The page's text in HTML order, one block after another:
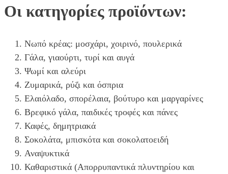
Οι κατηγορίες προϊόντων:
Νωπό κρέας: μοσχάρι, χοιρινό, πουλερικά
Γάλα, γιαούρτι, τυρί και αυγά
Ψωμί και αλεύρι
Ζυμαρικά, ρύζι και όσπρια
Ελαιόλαδο, σπορέλαια, βούτυρο και μαργαρίνες
Βρεφικό γάλα, παιδικές τροφές και πάνες
Καφές, δημητριακά
Σοκολάτα, μπισκότα και σοκολατοειδή
Αναψυκτικά
Καθαριστικά (Απορρυπαντικά πλυντηρίου και